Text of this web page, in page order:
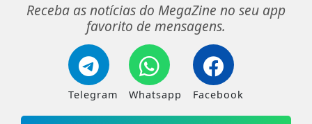
Receba as notícias do MegaZine no seu app
favorito de mensagens.
Telegram Whatsapp Facebook